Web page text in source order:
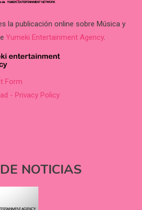
la publicación online sobre Música y
Yumeki Entertainment Agency.
Form
- Privacy Policy
NOTICIAS